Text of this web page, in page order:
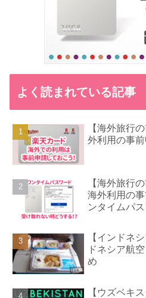
よく読まれている記事
【海外旅行
外利用の事
【海外旅行
海外利用の
ンタイムパ
【インドネ
ドネシア航
め
【ウズベキ